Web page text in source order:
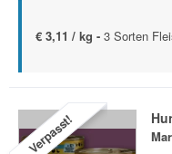
€ 3,11 / kg - 3 Sorten
Verpasst!